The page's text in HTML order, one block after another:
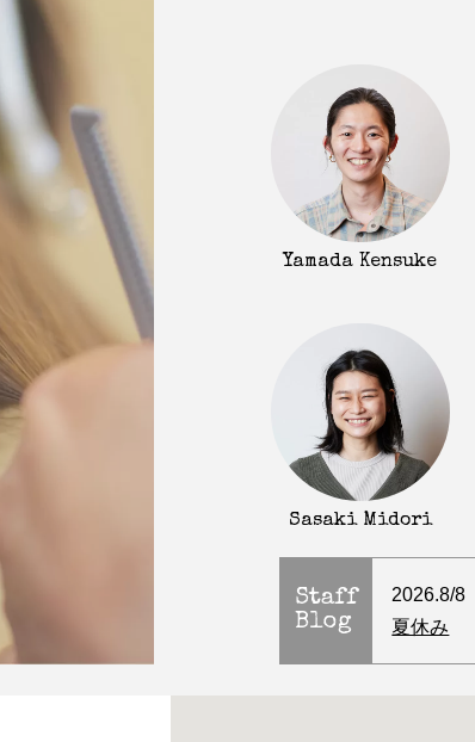
Yamada Kensuke
Sasaki Midori
Staff
Blog
2026.8/8
夏休み